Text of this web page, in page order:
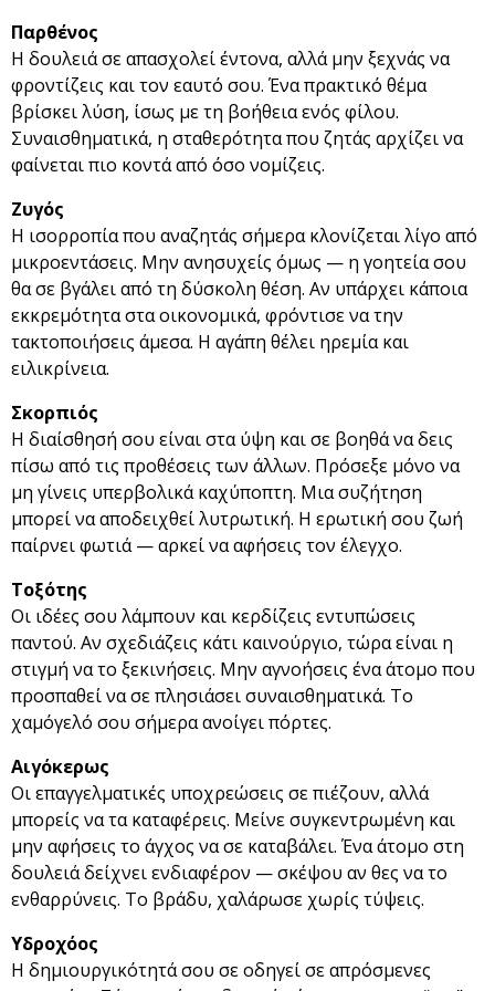
Παρθένος
Η δουλειά σε απασχολεί έντονα, αλλά μην ξεχνάς να
φροντίζεις και τον εαυτό σου. Ένα πρακτικό θέμα
βρίσκει λύση, ίσως με τη βοήθεια ενός φίλου.
Συναισθηματικά, η σταθερότητα που ζητάς αρχίζει να
φαίνεται πιο κοντά από όσο νομίζεις.
Ζυγός
Η ισορροπία που αναζητάς σήμερα κλονίζεται λίγο από
μικροεντάσεις. Μην ανησυχείς όμως — η γοητεία σου
θα σε βγάλει από τη δύσκολη θέση. Αν υπάρχει κάποια
εκκρεμότητα στα οικονομικά, φρόντισε να την
τακτοποιήσεις άμεσα. Η αγάπη θέλει ηρεμία και
ειλικρίνεια.
Σκορπιός
Η διαίσθησή σου είναι στα ύψη και σε βοηθά να δεις
πίσω από τις προθέσεις των άλλων. Πρόσεξε μόνο να
μη γίνεις υπερβολικά καχύποπτη. Μια συζήτηση
μπορεί να αποδειχθεί λυτρωτική. Η ερωτική σου ζωή
παίρνει φωτιά — αρκεί να αφήσεις τον έλεγχο.
Τοξότης
Οι ιδέες σου λάμπουν και κερδίζεις εντυπώσεις
παντού. Αν σχεδιάζεις κάτι καινούργιο, τώρα είναι η
στιγμή να το ξεκινήσεις. Μην αγνοήσεις ένα άτομο που
προσπαθεί να σε πλησιάσει συναισθηματικά. Το
χαμόγελό σου σήμερα ανοίγει πόρτες.
Αιγόκερως
Οι επαγγελματικές υποχρεώσεις σε πιέζουν, αλλά
μπορείς να τα καταφέρεις. Μείνε συγκεντρωμένη και
μην αφήσεις το άγχος να σε καταβάλει. Ένα άτομο στη
δουλειά δείχνει ενδιαφέρον — σκέψου αν θες να το
ενθαρρύνεις. Το βράδυ, χαλάρωσε χωρίς τύψεις.
Υδροχόος
Η δημιουργικότητά σου σε οδηγεί σε απρόσμενες